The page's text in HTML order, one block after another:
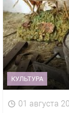
КУЛЬТУРА
01 августа